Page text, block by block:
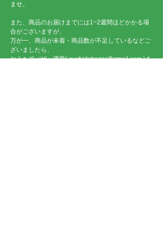
ませ。
また、商品のお届けまでには1~2週間ほどかかる場
合がございますが、
万が一、商品が未着・商品数が不足しているなどご
ざいましたら、
おうちでバザー運営(ouchidebazar@gmail.com)ま